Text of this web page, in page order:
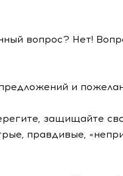
вопрос? Нет!
и
защищайте
правдивые,